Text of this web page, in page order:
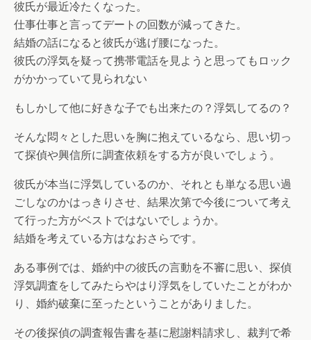
彼氏が最近冷たくなった。
仕事仕事と言ってデートの回数が減ってきた。
結婚の話になると彼氏が逃げ腰になった。
彼氏の浮気を疑って携帯電話を見ようと思ってもロック
がかかっていて見られない
もしかして他に好きな子でも出来たの？浮気してるの？
そんな悶々とした思いを胸に抱えているなら、思い切っ
て探偵や興信所に調査依頼をする方が良いでしょう。
彼氏が本当に浮気しているのか、それとも単なる思い過
ごしなのかはっきりさせ、結果次第で今後について考え
て行った方がベストではないでしょうか。
結婚を考えている方はなおさらです。
ある事例では、婚約中の彼氏の言動を不審に思い、探偵
浮気調査をしてみたらやはり浮気をしていたことがわか
り、婚約破棄に至ったということがありました。
その後探偵の調査報告書を基に慰謝料請求し、裁判で希